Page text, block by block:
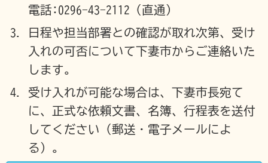
電話:0296-43-2112（直通）
日程や担当部署との確認が取れ次第、受け
入れの可否について下妻市からご連絡いた
します。
受け入れが可能な場合は、下妻市長宛て
に、正式な依頼文書、名簿、行程表を送付
してください（郵送・電子メールによ
る）。